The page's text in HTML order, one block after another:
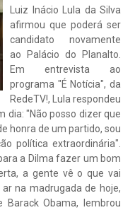
Luiz Inácio Lula da Silva
afirmou que poderá ser
candidato novamente
ao Palácio do Planalto.
Em entrevista ao
programa "É Notícia", da
RedeTV!, Lula respondeu
dia: "Não posso dizer que
honra de um partido, sou
política extraordinária".
a Dilma fazer um bom
a gente vê o que vai
na madrugada de hoje,
Barack Obama, lembrou